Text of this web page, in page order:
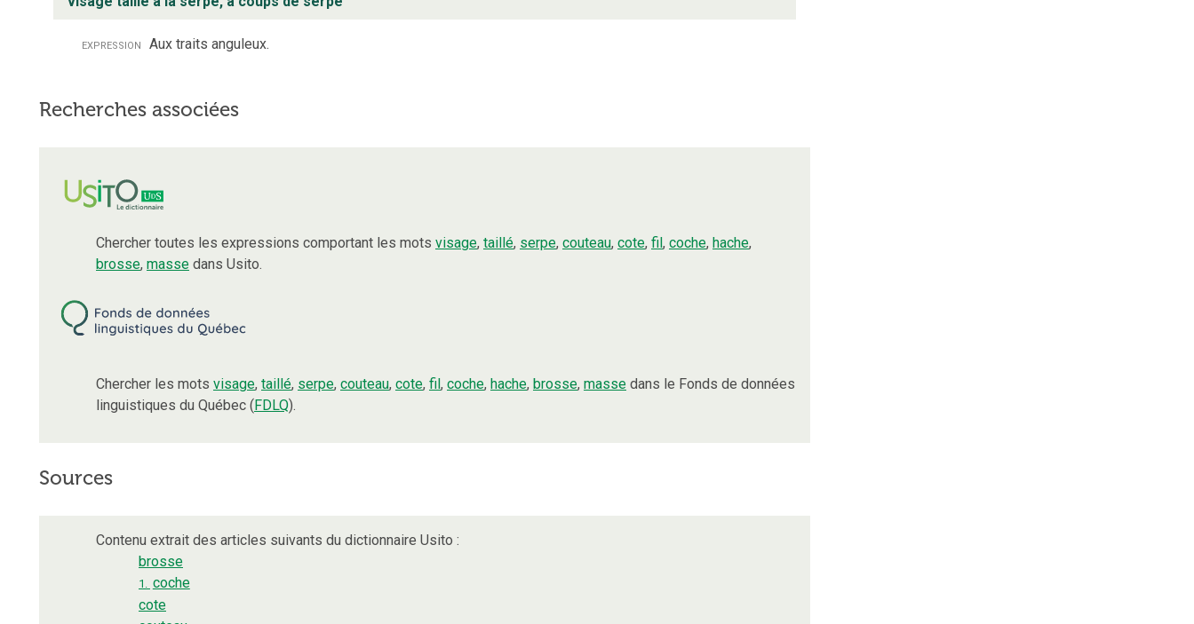
expression Aux traits anguleux.
Recherches associées
Chercher toutes les expressions comportant les mots visage, taillé, serpe, couteau, cote, fil, coche, hache,
brosse, masse dans Usito.
Chercher les mots visage, taillé, serpe, couteau, cote, fil, coche, hache, brosse, masse dans le Fonds de données
linguistiques du Québec (FDLQ).
Sources
Contenu extrait des articles suivants du dictionnaire Usito :
brosse
1. coche
cote